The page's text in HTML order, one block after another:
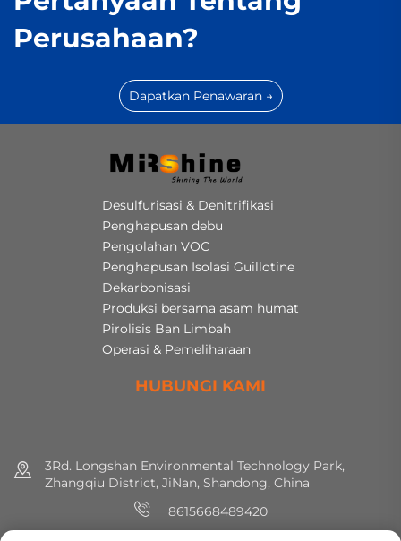
Perusahaan?
Dapatkan Penawaran →
Desulfurisasi & Denitrifikasi
Penghapusan debu
Pengolahan VOC
Penghapusan Isolasi Guillotine
Dekarbonisasi
Produksi bersama asam humat
Pirolisis Ban Limbah
Operasi & Pemeliharaan
HUBUNGI KAMI
3Rd. Longshan Environmental Technology Park,
Zhangqiu District, JiNan, Shandong, China
8615668489420